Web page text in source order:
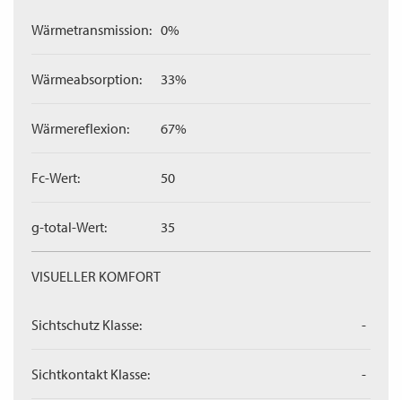
Wärmetransmission: 0%
Wärmeabsorption: 33%
Wärmereflexion: 67%
Fc-Wert: 50
g-total-Wert: 35
VISUELLER KOMFORT
Sichtschutz Klasse: -
Sichtkontakt Klasse: -